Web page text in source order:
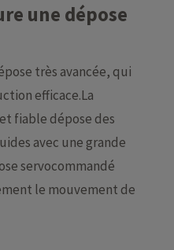
une dépose
très avancée, qui
efficace.La
fiable dépose des
avec une grande
servocommandé
le mouvement de